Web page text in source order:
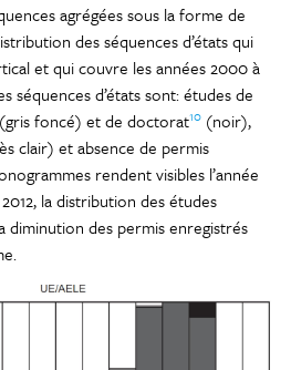
agrégées sous la forme de
des séquences d’états qui
et qui couvre les années 2000 à
séquences d’états sont: études de
foncé) et de doctorat10 (noir),
clair) et absence de permis
rendent visibles l’année
la distribution des études
diminution des permis enregistrés